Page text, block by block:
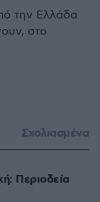
την Ελλάδα
στο
Σχολιασμένα
Περιοδεία